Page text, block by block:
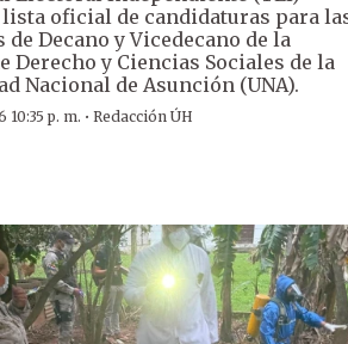
oficial de candidaturas para
de Decano y Vicedecano de la
Derecho y Ciencias Sociales de la
Nacional de Asunción (UNA).
10:35 p. m. ·Redacción ÚH